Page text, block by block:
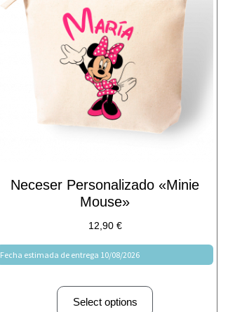
Neceser Personalizado «Minie
Mouse»
12,90 €
Fecha estimada de entrega 10/08/2026
Select options